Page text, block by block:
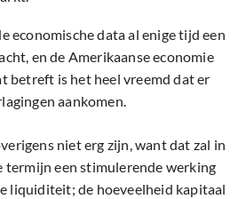
economische data al enige tijd een
en de Amerikaanse economie
betreft is het heel vreemd dat er
aankomen.
niet erg zijn, want dat zal in
termijn een stimulerende werking
liquiditeit; de hoeveelheid kapitaal